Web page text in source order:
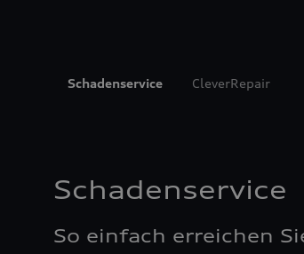
Schadenservice CleverRepair
Schadenservice
So einfach erreichen